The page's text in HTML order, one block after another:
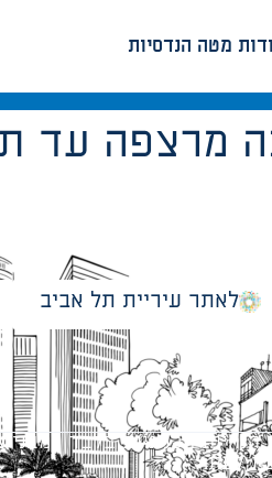
מטה הנדסיות
גובה מרצפה
לאתר עיריית תל אביב
תכנוניות בלבד למבני
לעת.